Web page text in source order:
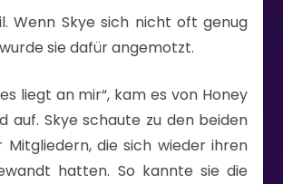
Wenn Skye sich nicht oft genug
sie dafür angemotzt.
liegt an mir“, kam es von Honey
auf. Skye schaute zu den beiden
Mitgliedern, die sich wieder ihren
hatten. So kannte sie die